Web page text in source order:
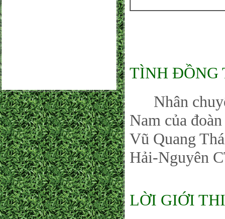
TÌNH ĐỒNG
Nhân
Nam của
Vũ Quang
Hải-Nguyên
LỜI GIỚI